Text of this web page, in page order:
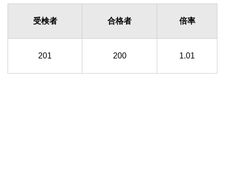
受検者 合格者 倍率
201 200 1.01